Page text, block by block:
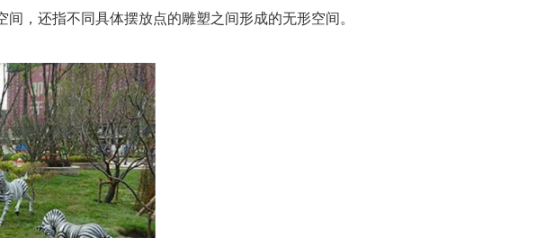
，还指不同具体摆放点的雕塑之间形成的无形空间。